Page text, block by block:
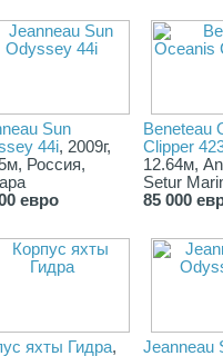
осмотр с отчетом)
флаг.
контроль
находится в марине.
Sun
44i, 2009г,
Россия,
евро
Beneteau
Clipper
12.64м,
Setur
85 000
яхты Гидра,
Jeanneau